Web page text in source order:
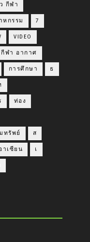
กีฬา
หกรรม 7
VIDEO
ฬา อากาศ
การศึกษา ธ
ท่อง
ทรัพย์ ส
าเซียน เ